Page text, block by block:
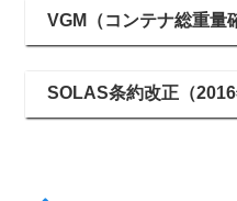
VGM（コンテナ総重量
SOLAS条約改正（2016